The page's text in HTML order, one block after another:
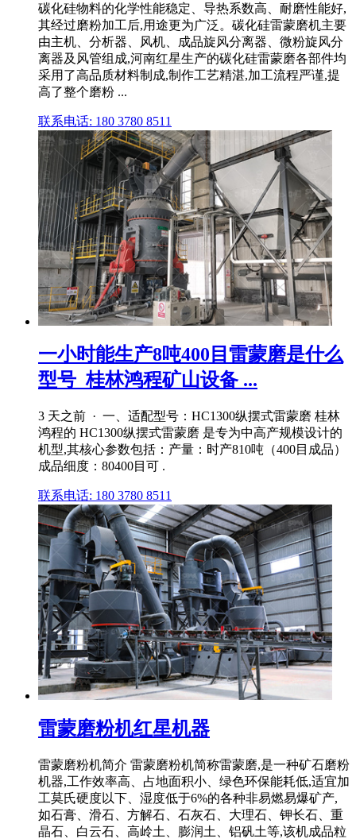
碳化硅物料的化学性能稳定、导热系数高、耐磨性能好,
其经过磨粉加工后,用途更为广泛。碳化硅雷蒙磨机主要
由主机、分析器、风机、成品旋风分离器、微粉旋风分
离器及风管组成,河南红星生产的碳化硅雷蒙磨各部件均
采用了高品质材料制成,制作工艺精湛,加工流程严谨,提
高了整个磨粉 ...
联系电话: 180 3780 8511
一小时能生产8吨400目雷蒙磨是什么
型号_桂林鸿程矿山设备 ...
3 天之前 · 一、适配型号：HC1300纵摆式雷蒙磨 桂林
鸿程的 HC1300纵摆式雷蒙磨 是专为中高产规模设计的
机型,其核心参数包括：产量：时产810吨（400目成品）
成品细度：80400目可 .
联系电话: 180 3780 8511
雷蒙磨粉机红星机器
雷蒙磨粉机简介 雷蒙磨粉机简称雷蒙磨,是一种矿石磨粉
机器,工作效率高、占地面积小、绿色环保能耗低,适宜加
工莫氏硬度以下、湿度低于6%的各种非易燃易爆矿产,
如石膏、滑石、方解石、石灰石、大理石、钾长石、重
晶石、白云石、高岭土、膨润土、铝矾土等,该机成品粒